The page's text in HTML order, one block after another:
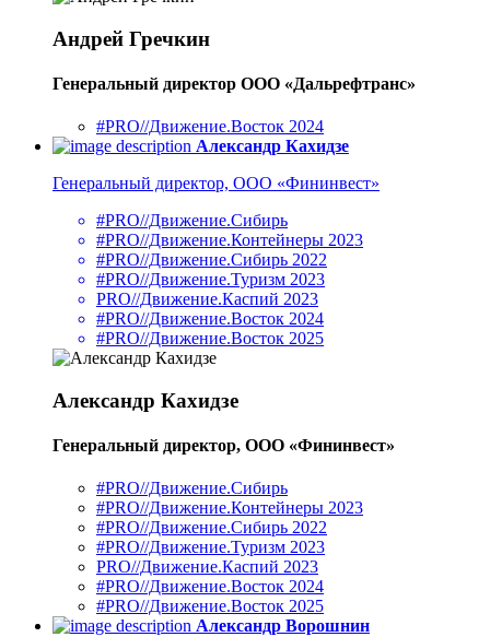
Андрей Гречкин
Генеральный директор ООО «Дальрефтранс»
#PRO//Движение.Восток 2024
Александр Кахидзе
Генеральный директор, ООО «Фининвест»
#PRO//Движение.Сибирь
#PRO//Движение.Контейнеры 2023
#PRO//Движение.Сибирь 2022
#PRO//Движение.Туризм 2023
PRO//Движение.Каспий 2023
#PRO//Движение.Восток 2024
#PRO//Движение.Восток 2025
Александр Кахидзе
Генеральный директор, ООО «Фининвест»
#PRO//Движение.Сибирь
#PRO//Движение.Контейнеры 2023
#PRO//Движение.Сибирь 2022
#PRO//Движение.Туризм 2023
PRO//Движение.Каспий 2023
#PRO//Движение.Восток 2024
#PRO//Движение.Восток 2025
Александр Ворошнин